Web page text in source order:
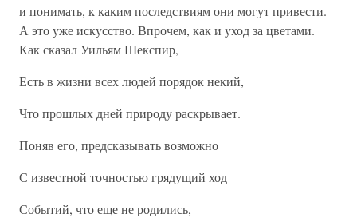
и понимать, к каким последствиям они могут привести.
А это уже искусство. Впрочем, как и уход за цветами.
Как сказал Уильям Шекспир,
Есть в жизни всех людей порядок некий,
Что прошлых дней природу раскрывает.
Поняв его, предсказывать возможно
С известной точностью грядущий ход
Событий, что еще не родились,